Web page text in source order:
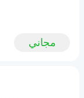
مجاني